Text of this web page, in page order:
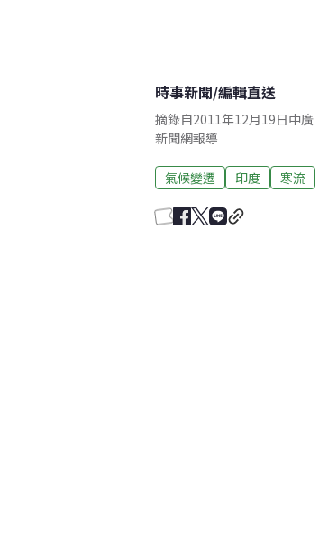
時事新聞/編輯直送
摘錄自2011年12月19日中廣
新聞網報導
氣候變遷 印度 寒流